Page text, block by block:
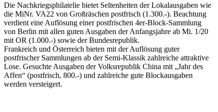
Die Nachkriegsphilatelie bietet Seltenheiten der Lokalausgaben wie
die MiNr. VA22 von Großräschen postfrisch (1.300.-). Beachtung
verdient eine Auflösung einer postfrischen 4er-Block-Sammlung
von Berlin mit allen guten Ausgaben der Anfangsjahre ab Mi. 1/20
mit OR (1.000.-) sowie der Bundesrepublik.
Frankreich und Österreich bieten mit der Auflösung guter
postfrischer Sammlungen ab der Semi-Klassik zahlreiche attraktive
Lose. Gesuchte Ausgaben der Volksrepublik China mit „Jahr des
Affen“ (postfrisch, 800.-) und zahlreiche gute Blockausgaben
werden versteigert.